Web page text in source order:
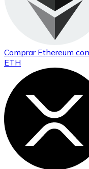
Comprar Ethereum
ETH